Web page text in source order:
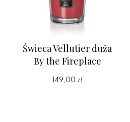
Świeca Vellutier duża
By the Fireplace
149,00 zł